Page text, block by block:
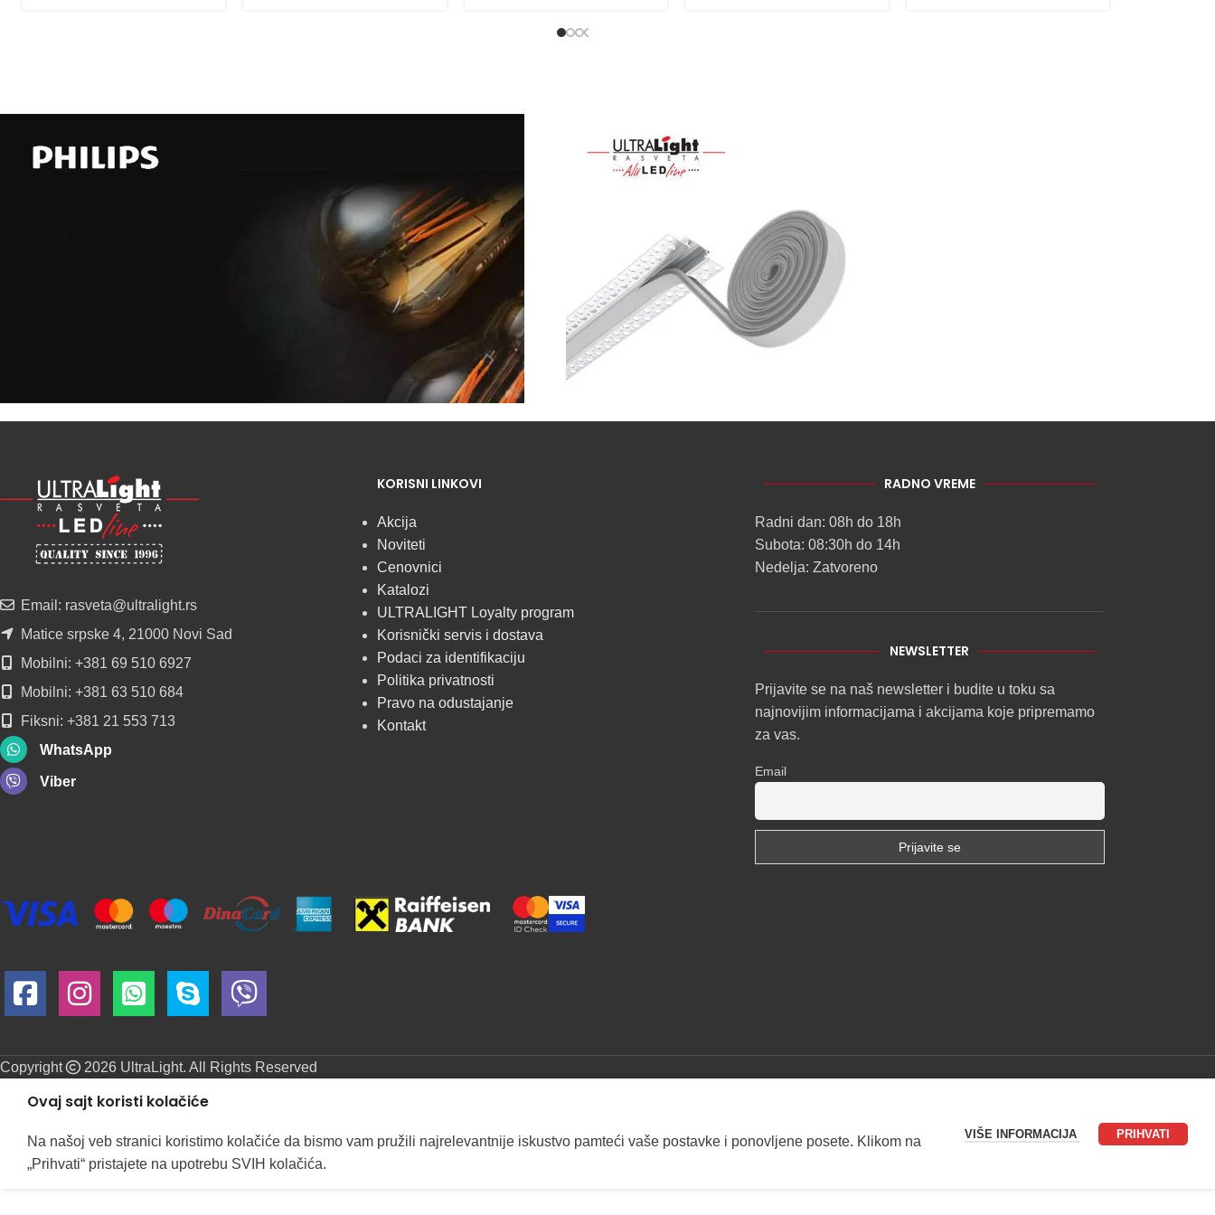
LED
SIJALICA
u regionu
POGLEDAJ
Email: rasveta@ultralight.rs
Matice srpske 4, 21000 Novi Sad
Mobilni: +381 69 510 6927
Mobilni: +381 63 510 684
Fiksni: +381 21 553 713
WhatsApp
Viber
KORISNI LINKOVI
Akcija
Noviteti
Cenovnici
Katalozi
ULTRALIGHT Loyalty program
Korisnički servis i dostava
Podaci za identifikaciju
Politika privatnosti
Pravo na odustajanje
Kontakt
RADNO VREME
Radni dan: 08h do 18h
Subota: 08:30h do 14h
Nedelja: Zatvoreno
NEWSLETTER
Prijavite se na naš newsletter i budite u toku sa
najnovijim informacijama i akcijama koje pripremamo
za vas.
Email
Copyright 2026 UltraLight. All Rights Reserved
Ovaj sajt koristi kolačiće
Na našoj veb stranici koristimo kolačiće da bismo vam pružili najrelevantnije iskustvo pamteći vaše postavke i ponovljene posete. Klikom na
„Prihvati“ pristajete na upotrebu SVIH kolačića.
VIŠE INFORMACIJA PRIHVATI